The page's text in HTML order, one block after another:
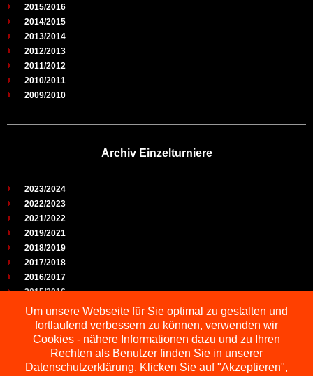
2015/2016
2014/2015
2013/2014
2012/2013
2011/2012
2010/2011
2009/2010
Archiv Einzelturniere
2023/2024
2022/2023
2021/2022
2019/2021
2018/2019
2017/2018
2016/2017
2015/2016
2014/2015
2013/2014
2012/2013
2011/2012
2010/2011
Um unsere Webseite für Sie optimal zu gestalten und
fortlaufend verbessern zu können, verwenden wir
Cookies - nähere Informationen dazu und zu Ihren
Rechten als Benutzer finden Sie in unserer
Datenschutzerklärung. Klicken Sie auf "Akzeptieren",